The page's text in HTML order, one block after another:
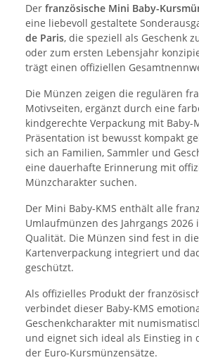
Der französische Mini Baby-
eine liebevoll gestaltete
de Paris, die speziell als Geschenk
oder zum ersten Lebensjahr
trägt einen offiziellen
Die Münzen zeigen die regulären
Motivseiten, ergänzt durch eine
kindgerechte Verpackung mit Baby-
Präsentation ist bewusst kompakt
sich an Familien, Sammler und
eine dauerhafte Erinnerung mit
Münzcharakter suchen.
Der Mini Baby-KMS enthält alle
Umlaufmünzen des Jahrgangs
Qualität. Die Münzen sind fest in
Kartenverpackung integriert und
geschützt.
Als offizielles Produkt der
verbindet dieser Baby-KMS
Geschenkcharakter mit
und eignet sich ideal als Einstieg in
der Euro-Kursmünzensätze.